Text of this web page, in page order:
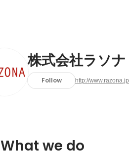
株式会社ラソナ
Follow http://www.razona.jp
What we do